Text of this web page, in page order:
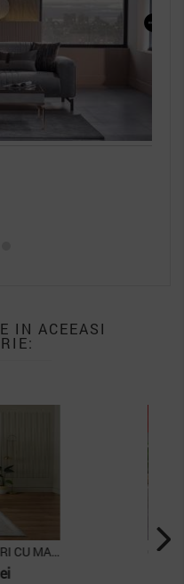
IN ACEEASI
lei